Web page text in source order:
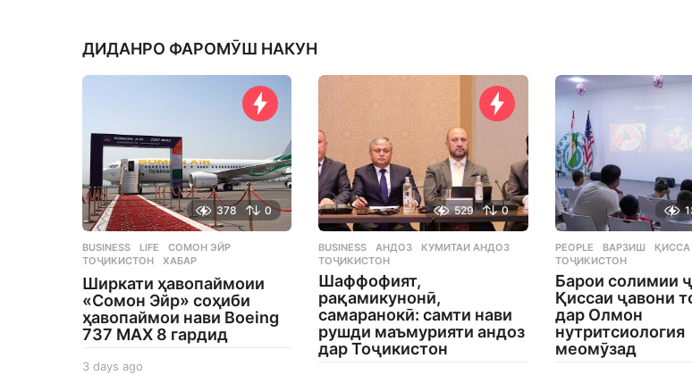
s
g
a
a
g
ДИДАНРО ФАРОМӮШ НАКУН
378 0
BUSINESS ,LIFE СОМОН ЭЙР
ТОҶИКИСТОН
,ХАБАР
Ширкати ҳавопаймоии
«Сомон Эйр» соҳиби
ҳавопаймои нави Boeing
737 MAX 8 гардид
3 days ago
529 0
BUSINESS АНДОЗ ,КУМИТАИ АНДОЗ
ТОҶИКИСТОН
Шаффофият,
рақамикунонӣ,
самаранокӣ: самти нави
рушди маъмурияти андоз
дар Тоҷикистон
PEOPLE ВАРЗИШ ,ҚИССА
ТОҶИКИСТОН
Барои солимии
Қиссаи ҷавони
дар Олмон
нутритсиология
меомӯзад